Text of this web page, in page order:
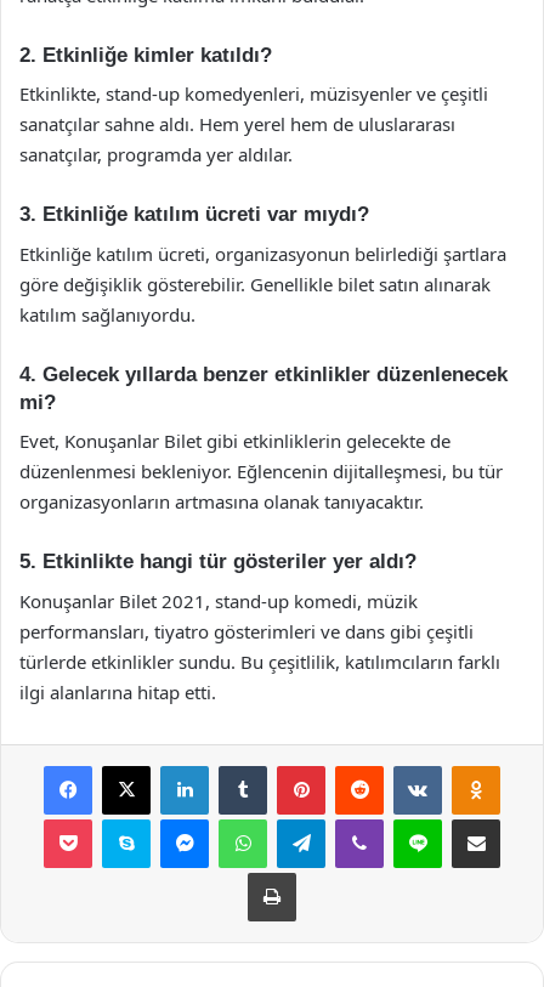
2. Etkinliğe kimler katıldı?
Etkinlikte, stand-up komedyenleri, müzisyenler ve çeşitli
sanatçılar sahne aldı. Hem yerel hem de uluslararası
sanatçılar, programda yer aldılar.
3. Etkinliğe katılım ücreti var mıydı?
Etkinliğe katılım ücreti, organizasyonun belirlediği şartlara
göre değişiklik gösterebilir. Genellikle bilet satın alınarak
katılım sağlanıyordu.
4. Gelecek yıllarda benzer etkinlikler düzenlenecek
mi?
Evet, Konuşanlar Bilet gibi etkinliklerin gelecekte de
düzenlenmesi bekleniyor. Eğlencenin dijitalleşmesi, bu tür
organizasyonların artmasına olanak tanıyacaktır.
5. Etkinlikte hangi tür gösteriler yer aldı?
Konuşanlar Bilet 2021, stand-up komedi, müzik
performansları, tiyatro gösterimleri ve dans gibi çeşitli
türlerde etkinlikler sundu. Bu çeşitlilik, katılımcıların farklı
ilgi alanlarına hitap etti.
Facebook
X LinkedInTumblr PinterestReddit VKontakte
Pocket Skype MessengerWhatsAppTelegramViber Line E-Posta ile
Yazdır